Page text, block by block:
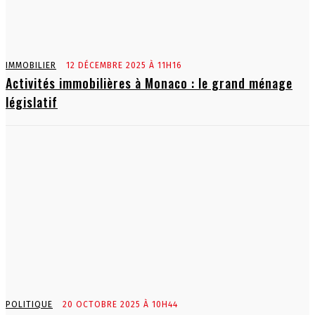
IMMOBILIER 12 DÉCEMBRE 2025 À 11H16
Activités immobilières à Monaco : le grand ménage
législatif
POLITIQUE 20 OCTOBRE 2025 À 10H44